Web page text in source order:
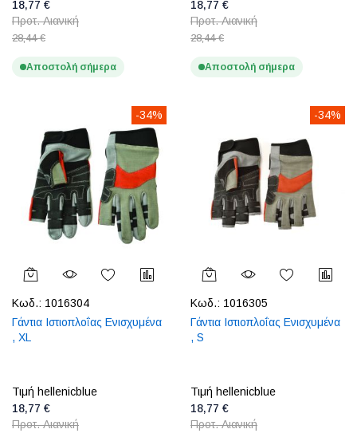
18,77 €
Προτ. Λιανική
28,44 €
Αποστολή σήμερα
18,77 €
Προτ. Λιανική
28,44 €
Αποστολή σήμερα
-34%
Κωδ.: 1016304
Γάντια Ιστιοπλοΐας Ενισχυμένα
, XL
Τιμή hellenicblue
18,77 €
Προτ. Λιανική
-34%
Κωδ.: 1016305
Γάντια Ιστιοπλοΐας Ενισχυμένα
, S
Τιμή hellenicblue
18,77 €
Προτ. Λιανική